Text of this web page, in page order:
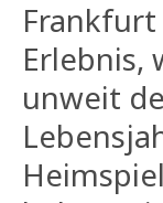
Erlebnis,
unweit